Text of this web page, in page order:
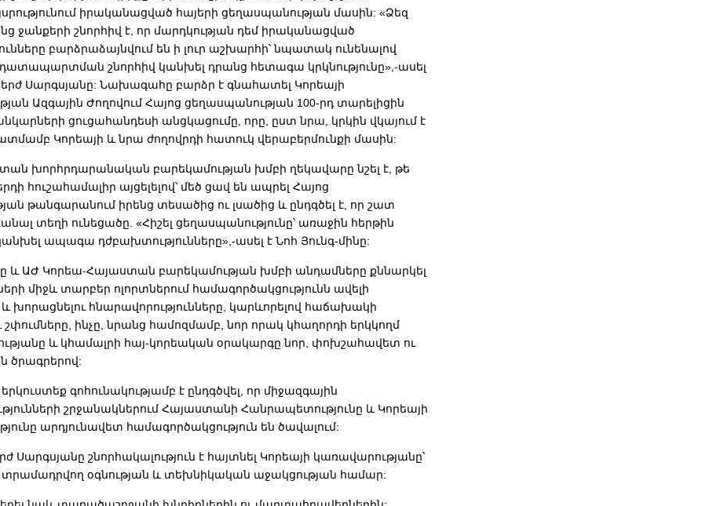
իրականացված հայերի ցեղասպանության մասին: «Ձեզ
ջանքերի շնորհիվ է, որ մարդկության դեմ իրականացված
բարձրաձայնվում են ի լուր աշխարհի՝ նպատակ ունենալով
շնորհիվ կանխել դրանց հետագա կրկնությունը»,-ասել
Սարգսյանը: Նախագահը բարձր է գնահատել Կորեայի
Ազգային Ժողովում Հայոց ցեղասպանության 100-րդ տարելիցին
ցուցահանդեսի անցկացումը, որը, ըստ նրա, կրկին վկայում է
Կորեայի և նրա ժողովրդի հատուկ վերաբերմունքի մասին:
խորհրդարանական բարեկամության խմբի ղեկավարը նշել է, թե
հուշահամալիր այցելելով՝ մեծ ցավ են ապրել Հայոց
թանգարանում իրենց տեսածից ու լսածից և ընդգծել է, որ շատ
տեղի ունեցածը. «Հիշել ցեղասպանությունը՝ առաջին հերթին
ապագա դժբախտությունները»,-ասել է Նոհ Յունգ-մինը:
ԱԺ Կորեա-Հայաստան բարեկամության խմբի անդամները քննարկել
միջև տարբեր ոլորտներում համագործակցությունն ավելի
խորացնելու հնարավորությունները, կարևորելով հաճախակի
շփումները, ինչը, նրանց համոզմամբ, նոր որակ կհաղորդի երկկողմ
և կհամալրի հայ-կորեական օրակարգը նոր, փոխշահավետ ու
ծրագրերով:
գոհունակությամբ է ընդգծվել, որ միջազգային
շրջանակներում Հայաստանի Հանրապետությունը և Կորեայի
արդյունավետ համագործակցություն են ծավալում:
շնորհակալություն է հայտնել Կորեայի կառավարությանը՝
օգնության և տեխնիկական աջակցության համար: